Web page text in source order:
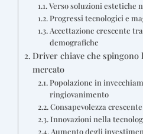
Verso soluzioni estetiche
Progressi tecnologici e
Accettazione crescente
demografiche
Driver chiave che spingono
mercato
Popolazione in
ringiovanimento
Consapevolezza
Innovazioni nella
Aumento degli